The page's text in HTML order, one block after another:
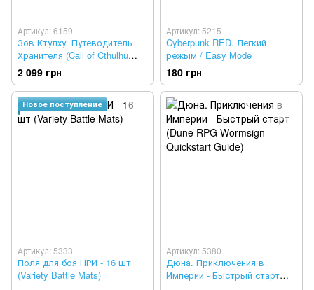
Артикул: 6159
Зов Ктулху. Путеводитель
Хранителя (Call of Cthulhu
Keeper Rulebook)
2 099 грн
Артикул: 5215
Cyberpunk RED. Легкий
режым / Easy Mode
180 грн
Новое поступление
Артикул: 5333
Поля для боя НРИ - 16 шт
(Variety Battle Mats)
Артикул: 5380
Дюна. Приключения в
Империи - Быстрый старт